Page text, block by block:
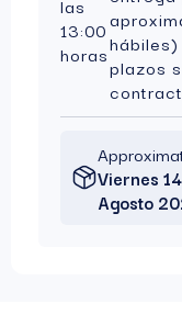
plazos
Viernes
Agosto